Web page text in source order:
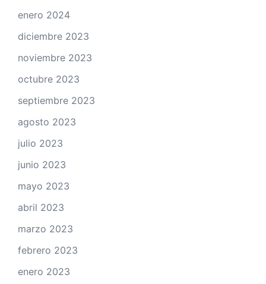
enero 2024
diciembre 2023
noviembre 2023
octubre 2023
septiembre 2023
agosto 2023
julio 2023
junio 2023
mayo 2023
abril 2023
marzo 2023
febrero 2023
enero 2023